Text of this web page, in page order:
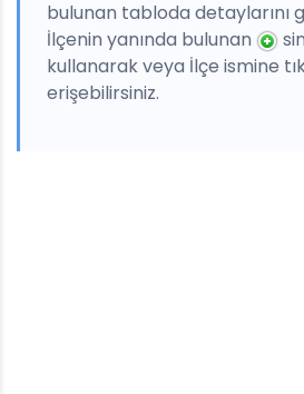
bulunan tabloda detaylarını
İlçenin yanında bulunan
kullanarak veya İlçe ismine
erişebilirsiniz.